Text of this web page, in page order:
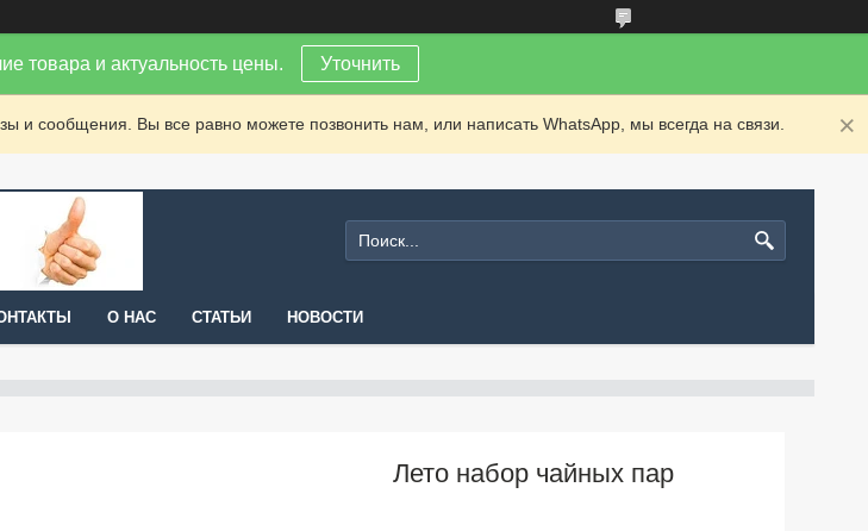
товара и актуальность цены. Уточнить
и сообщения. Вы все равно можете позвонить нам, или написать WhatsApp, мы всегда на связи.
О НАС СТАТЬИ НОВОСТИ
Лето набор чайных пар